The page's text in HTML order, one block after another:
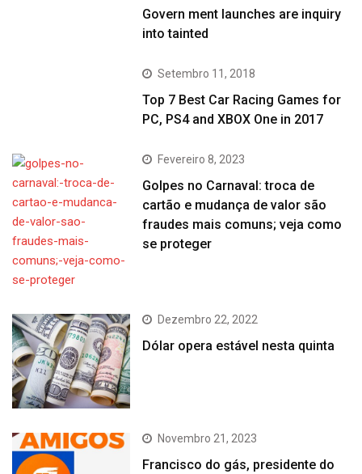
Govern ment launches are inquiry
into tainted
Setembro 11, 2018
Top 7 Best Car Racing Games for
PC, PS4 and XBOX One in 2017
Fevereiro 8, 2023
Golpes no Carnaval: troca de
cartão e mudança de valor são
fraudes mais comuns; veja como
se proteger
Dezembro 22, 2022
Dólar opera estável nesta quinta
Novembro 21, 2023
Francisco do gás, presidente do